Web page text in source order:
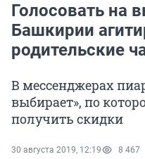
Голосовать на
Башкирии
родительские
В мессенджерах
выбирает», по
получить скидки
30 августа 2019, 12:19 8 467